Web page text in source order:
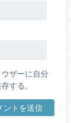
ザーに自分
する。